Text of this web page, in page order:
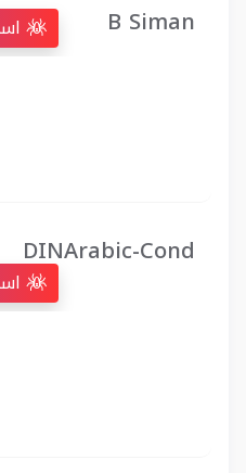
B Siman
DINArabic-Cond